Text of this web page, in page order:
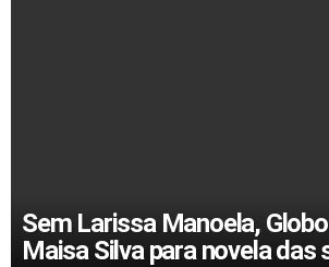
Sem Larissa Manoela,
Maisa Silva para novela das